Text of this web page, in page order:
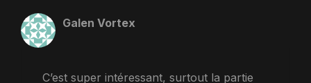
Galen Vortex
C’est super intéressant, surtout la partie